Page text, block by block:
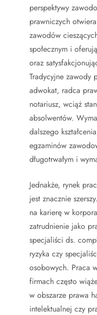
perspektywy
prawniczych
zawodów
społecznym i
oraz
Tradycyjne zawody
adwokat, radca
notariusz, wciąż
absolwentów.
dalszego
egzaminów
długotrwałym i
Jednakże, rynek
jest znacznie
na karierę w
zatrudnienie jako
specjaliści ds.
ryzyka czy
osobowych. Praca
firmach często
w obszarze prawa
intelektualnej czy